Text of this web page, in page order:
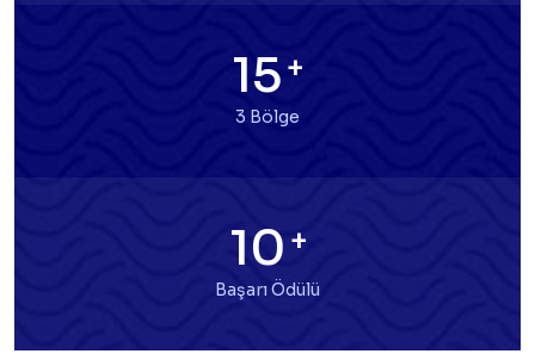
15 +
3 Bölge
10 +
Başarı Ödülü